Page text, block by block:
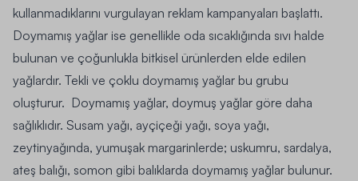
kullanmadıklarını vurgulayan reklam kampanyaları başlattı.
Doymamış yağlar ise genellikle oda sıcaklığında sıvı halde
bulunan ve çoğunlukla bitkisel ürünlerden elde edilen
yağlardır. Tekli ve çoklu doymamış yağlar bu grubu
oluşturur. Doymamış yağlar, doymuş yağlar göre daha
sağlıklıdır. Susam yağı, ayçiçeği yağı, soya yağı,
zeytinyağında, yumuşak margarinlerde; uskumru, sardalya,
ateş balığı, somon gibi balıklarda doymamış yağlar bulunur.